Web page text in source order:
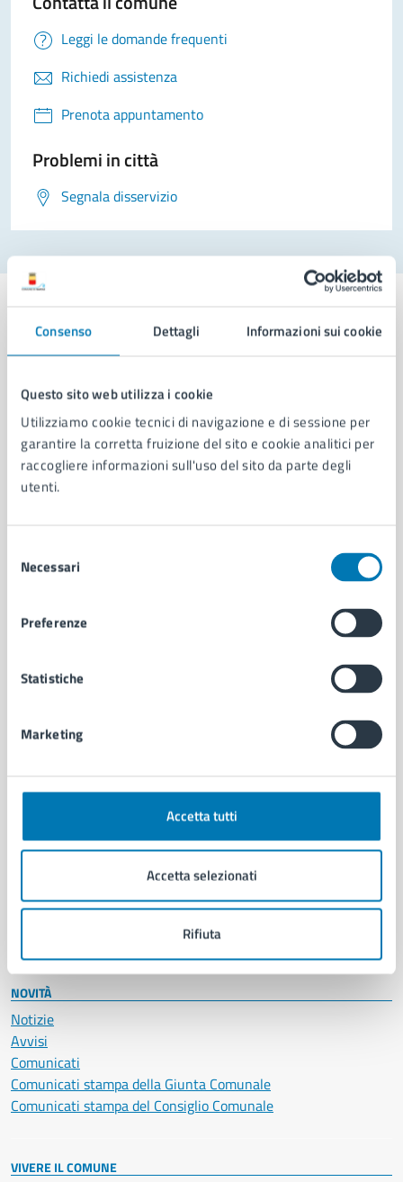
Consenso Dettagli Informazioni sui cookie
Questo sito web utilizza i cookie
Utilizziamo cookie tecnici di navigazione e di sessione per
garantire la corretta fruizione del sito e cookie analitici per
raccogliere informazioni sull'uso del sito da parte degli
utenti.
delNecessari
Preferenze
Statistiche
Marketing
Accetta tutti
Accetta selezionati
Rifiuta
Leggi le domande frequenti
Richiedi assistenza
Prenota appuntamento
Problemi in città
Segnala disservizio
AMMINISTRAZIONE
Aree amministrative
Organi di governo
Municipalità
Politici
Intranet, posta aziendale e protocollo
CATEGORIE DI SERVIZIO
Anagrafe e stato civile
Giustizia e sicurezza pubblica
Salute, benessere e assistenza
Servizi Cimiteriali
NOVITÀ
Notizie
Avvisi
Comunicati
Comunicati stampa della Giunta Comunale
Comunicati stampa del Consiglio Comunale
VIVERE IL COMUNE